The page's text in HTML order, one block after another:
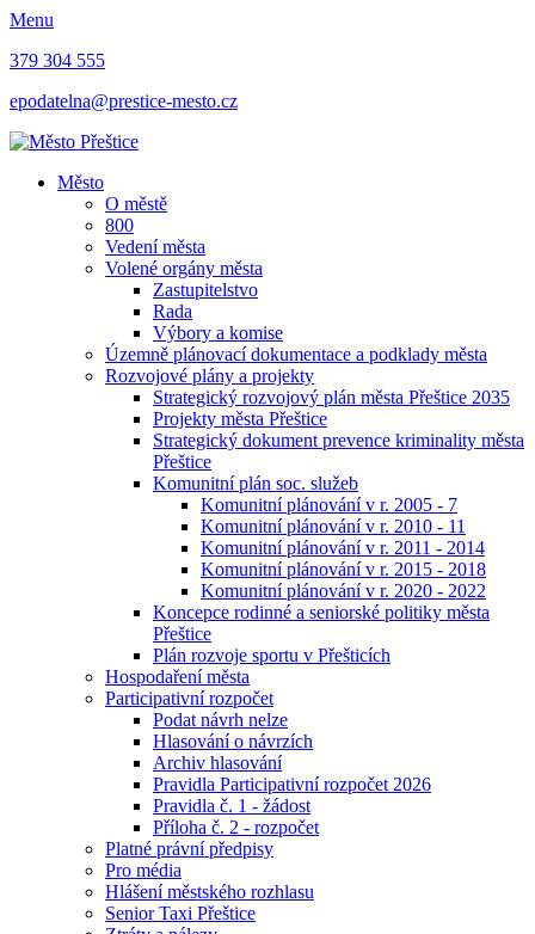
Menu
379 304 555
epodatelna@prestice-mesto.cz
Město
O městě
800
Vedení města
Volené orgány města
Zastupitelstvo
Rada
Výbory a komise
Územně plánovací dokumentace a podklady města
Rozvojové plány a projekty
Strategický rozvojový plán města Přeštice 2035
Projekty města Přeštice
Strategický dokument prevence kriminality města
Přeštice
Komunitní plán soc. služeb
Komunitní plánování v r. 2005 - 7
Komunitní plánování v r. 2010 - 11
Komunitní plánování v r. 2011 - 2014
Komunitní plánování v r. 2015 - 2018
Komunitní plánování v r. 2020 - 2022
Koncepce rodinné a seniorské politiky města
Přeštice
Plán rozvoje sportu v Přešticích
Hospodaření města
Participativní rozpočet
Podat návrh nelze
Hlasování o návrzích
Archiv hlasování
Pravidla Participativní rozpočet 2026
Pravidla č. 1 - žádost
Příloha č. 2 - rozpočet
Platné právní předpisy
Pro média
Hlášení městského rozhlasu
Senior Taxi Přeštice